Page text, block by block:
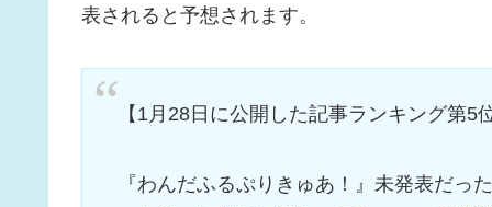
表されると予想されます。
【1月28日に公開した記事ランキング第5
『わんだふるぷりきゅあ！』未発表だっ